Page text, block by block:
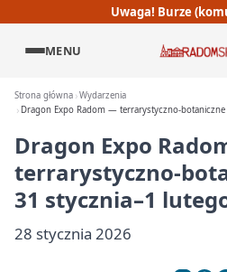
Uwaga! Burze
MENU
Strona główna Wydarzenia
Dragon Expo Radom — terrarystyczno-botaniczne
Dragon Expo
terrarystyczno-
31 stycznia–1
28 stycznia 2026